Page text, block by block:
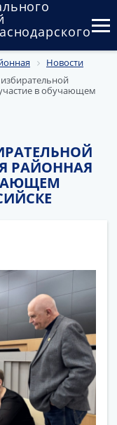
контроль
Новости
в обучающем
РАЙОННАЯ